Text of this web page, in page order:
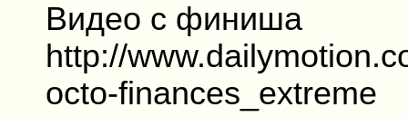
Видео с финиша
http://
octo-finances_extreme